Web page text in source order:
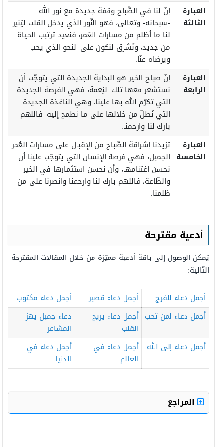
العبارة
الثالثة
إنّ لنا في الصَّباح وقفة جديدة مع نور الله
-سبحانه- وتعالى، فهو النّور الذي يدخل القلب ليُنير
لنا ما أظلم من مسارات العُمر، فنعيد ترتيب الحياة
من جديد، ونُشرق لنكون على النحو الذي يحب
ويرضاه عنّا.
العبارة
الرابعة
إنّ صباح الخير هو البداية الجديدة التي يتوجّب أن
نستشعر معها تلك النِعمة، فهي الفرصة الجديدة
التي تكرّم الله بها علينا، وهي النافذة الجديدة
التي نُطلّ من خلالها على ما نطمح إليه، فاللهم
بارك لنا وارحمنا.
العبارة
الخامسة
تزيدنا إشراقة الصّباح من الإقبال على مسارات العُمر
الجميل، فهي فرصة الإنسان التي يتوجّب علينا أن
نحسن اغتنامها، وأن نحسن استثمارها في الخير
والطّاعة، فاللهم بارك لنا وارحمنا وانصرنا على من
ظلمنا.
أدعية مقترحة
يُمكن الوصول إلى باقة أدعية مميّزة من خلال المقالات المقترحة
التّالية:
أجمل دعاء للفرج أجمل دعاء قصير
أجمل دعاء مكتوب
أجمل دعاء لمن تحب أجمل دعاء يريح
القلب
دعاء جميل يهز
المشاعر
أجمل دعاء إلى الله
أجمل دعاء في
العالم
أجمل دعاء في
الدنيا
المراجع